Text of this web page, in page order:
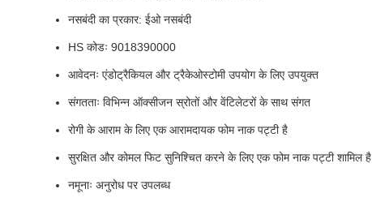
नसबंदी का प्रकार: ईओ नसबंदी
HS कोडः 9018390000
आवेदनः एंडोट्रैकियल और ट्रैकेओस्टोमी उपयोग के लिए उपयुक्त
संगतताः विभिन्न ऑक्सीजन स्रोतों और वेंटिलेटरों के साथ संगत
रोगी के आराम के लिए एक आरामदायक फोम नाक पट्टी है
सुरक्षित और कोमल फिट सुनिश्चित करने के लिए एक फोम नाक पट्टी शामिल है
नमूनाः अनुरोध पर उपलब्ध